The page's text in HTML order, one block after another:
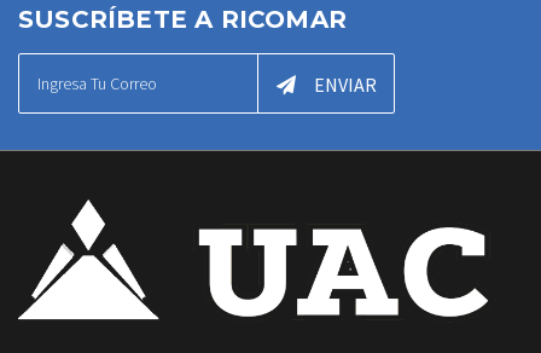
SUSCRÍBETE A RICOMAR
ENVIAR